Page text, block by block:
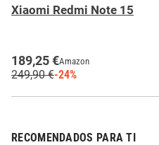
Xiaomi Redmi Note 15
189,25 €Amazon
249,90 €-24%
RECOMENDADOS PARA TI